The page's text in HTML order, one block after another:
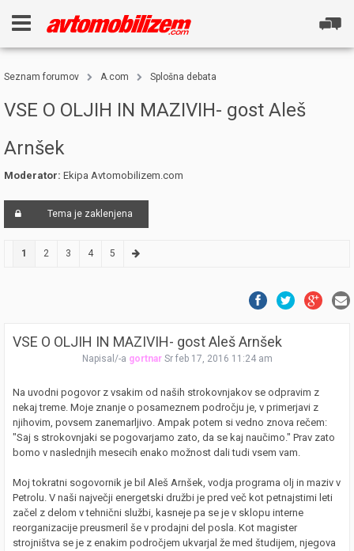
Seznam forumov A.com Splošna debata
VSE O OLJIH IN MAZIVIH- gost Aleš
Arnšek
Moderator: Ekipa Avtomobilizem.com
Tema je zaklenjena
1 2 3 4 5
VSE O OLJIH IN MAZIVIH- gost Aleš Arnšek
Napisal/-a gortnar Sr feb 17, 2016 11:24 am
Na uvodni pogovor z vsakim od naših strokovnjakov se odpravim z
nekaj treme. Moje znanje o posameznem področju je, v primerjavi z
njihovim, povsem zanemarljivo. Ampak potem si vedno znova rečem:
"Saj s strokovnjaki se pogovarjamo zato, da se kaj naučimo." Prav zato
bomo v naslednjih mesecih enako možnost dali tudi vsem vam.
Moj tokratni sogovornik je bil Aleš Arnšek, vodja programa olj in maziv v
Petrolu. V naši največji energetski družbi je pred več kot petnajstimi leti
začel z delom v tehnični službi, kasneje pa se je v sklopu interne
reorganizacije preusmeril še v prodajni del posla. Kot magister
strojništva se je z enakim področjem ukvarjal že med študijem, njegova